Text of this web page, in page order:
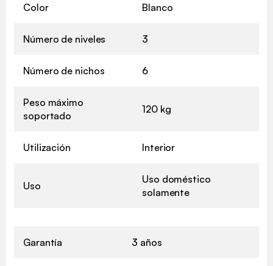
Color Blanco
Número de niveles 3
Número de nichos 6
Peso máximo
soportado
120 kg
Utilización Interior
Uso
Uso doméstico
solamente
Garantía 3 años